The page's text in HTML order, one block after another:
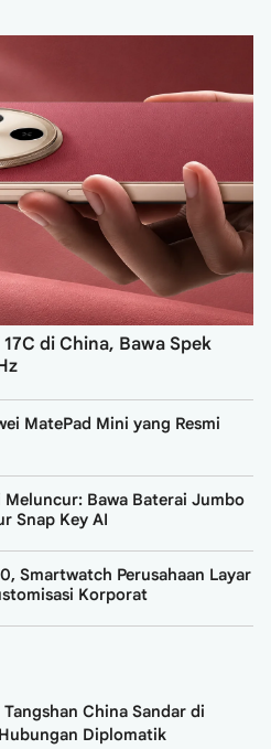
di China, Bawa Spek
MatePad Mini yang Resmi
Meluncur: Bawa Baterai Jumbo
Snap Key AI
Smartwatch Perusahaan Layar
Korporat
Tangshan China Sandar di
Diplomatik